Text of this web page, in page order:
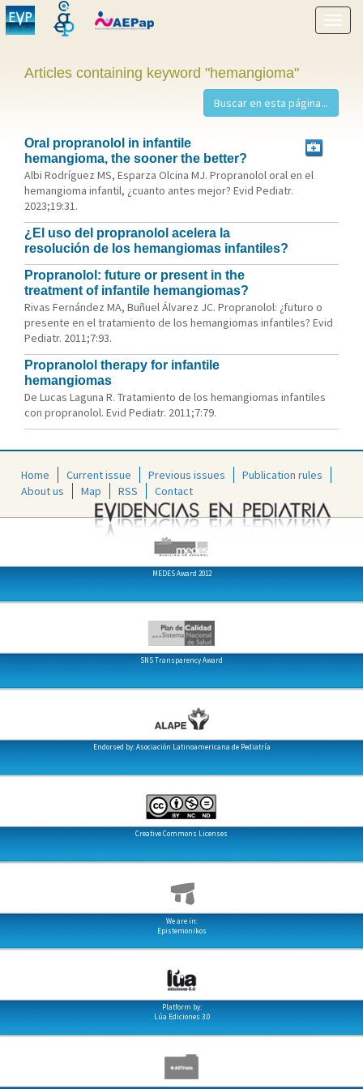
Show
menu
Articles containing keyword "hemangioma"
Oral propranolol in infantile
hemangioma, the sooner the better?
Albi Rodríguez MS, Esparza Olcina MJ. Propranolol oral en el
hemangioma infantil, ¿cuanto antes mejor? Evid Pediatr.
2023;19:31.
¿El uso del propranolol acelera la
resolución de los hemangiomas infantiles?
Propranolol: future or present in the
treatment of infantile hemangiomas?
Rivas Fernández MA, Buñuel Álvarez JC. Propranolol: ¿futuro o
presente en el tratamiento de los hemangiomas infantiles? Evid
Pediatr. 2011;7:93.
Propranolol therapy for infantile
hemangiomas
De Lucas Laguna R. Tratamiento de los hemangiomas infantiles
con propranolol. Evid Pediatr. 2011;7:79.
Home Current issue Previous issues
Publication rules
About us
Map RSS Contact
MEDES Award 2012
SNS Transparency Award
Endorsed by: Asociación Latinoamericana de Pediatría
Creative Commons Licenses
We are in:
Epistemonikos
Platform by:
Lúa Ediciones 3.0